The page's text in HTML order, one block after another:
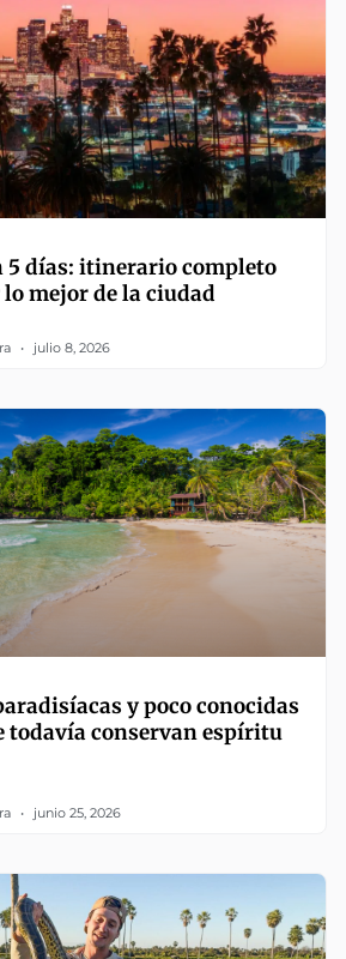
5 días: itinerario completo
mejor de la ciudad
julio 8, 2026
y poco conocidas
todavía conservan espíritu
junio 25, 2026